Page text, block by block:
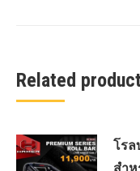
Related
โรล